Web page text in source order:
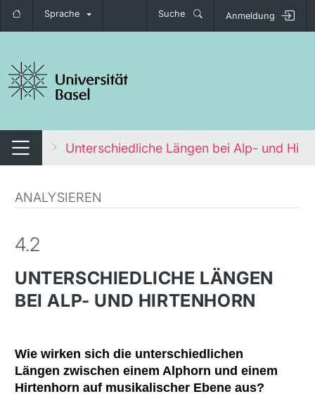
Sprache Suche Anmeldung
umschalten
Navigation umschalten
Unterschiedliche Längen bei Alp- und
ANALYSIEREN
4.2
UNTERSCHIEDLICHE LÄNGEN
BEI ALP- UND HIRTENHORN